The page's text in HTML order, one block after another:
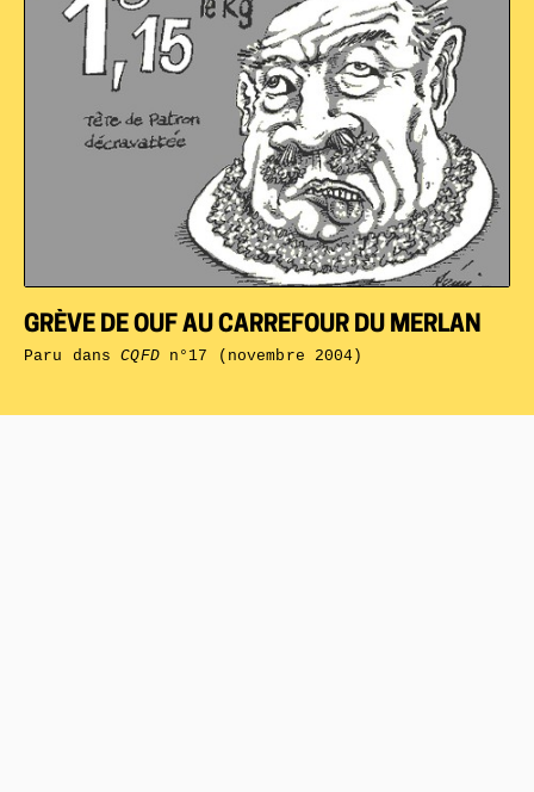
GRÈVE DE OUF AU CARREFOUR DU MERLAN
Paru dansCQFDn°17 (novembre 2004)